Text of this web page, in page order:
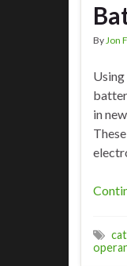
ByJon
in